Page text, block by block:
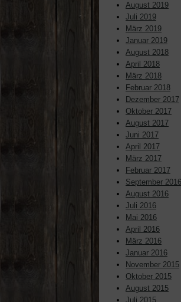
August 2019
Juli 2019
März 2019
Januar 2019
August 2018
April 2018
März 2018
Februar 2018
Dezember 2017
Oktober 2017
August 2017
Juni 2017
April 2017
März 2017
Februar 2017
September 2016
August 2016
Juli 2016
Mai 2016
April 2016
März 2016
Januar 2016
November 2015
Oktober 2015
August 2015
Juli 2015